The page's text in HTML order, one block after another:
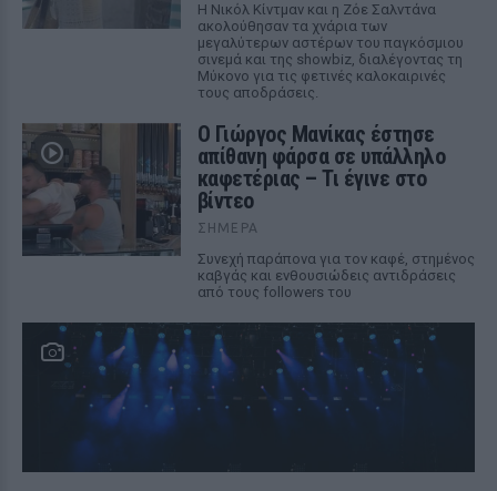
Η Νικόλ Κίντμαν και η Ζόε Σαλντάνα
ακολούθησαν τα χνάρια των
μεγαλύτερων αστέρων του παγκόσμιου
σινεμά και της showbiz, διαλέγοντας τη
Μύκονο για τις φετινές καλοκαιρινές
τους αποδράσεις.
Ο Γιώργος Μανίκας έστησε
απίθανη φάρσα σε υπάλληλο
καφετέριας – Τι έγινε στο
βίντεο
ΣΉΜΕΡΑ
Συνεχή παράπονα για τον καφέ, στημένος
καβγάς και ενθουσιώδεις αντιδράσεις
από τους followers του